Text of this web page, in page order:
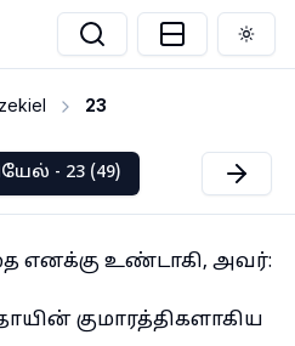
23
- 23 (49)
எனக்கு உண்டாகி, அவர்:
குமாரத்திகளாகிய